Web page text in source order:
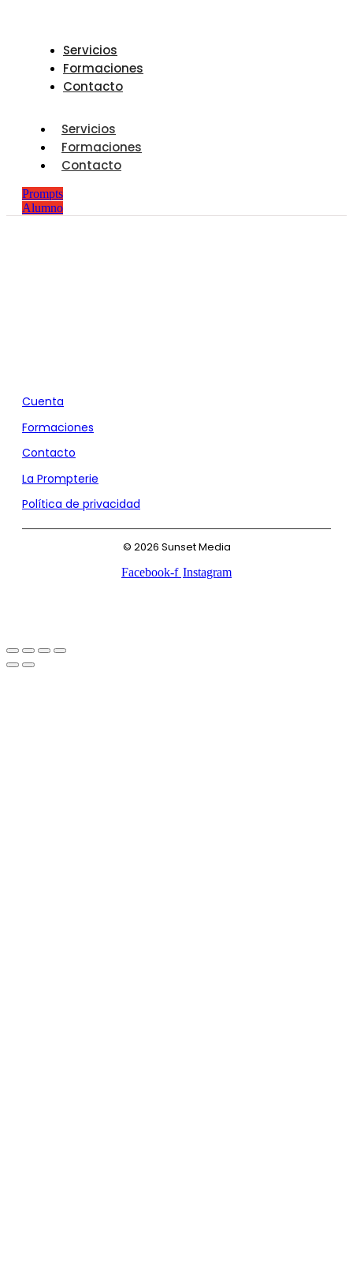
Servicios
Formaciones
Contacto
Servicios
Formaciones
Contacto
Prompts
Alumno
Cuenta
Formaciones
Contacto
La Prompterie
Política de privacidad
© 2026 Sunset Media
Facebook-f Instagram